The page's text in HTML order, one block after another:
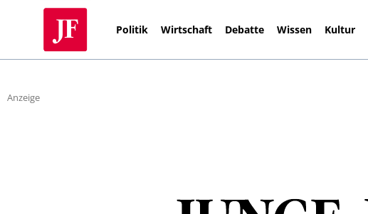
Politik Wirtschaft Debatte Wissen Kultur
Anzeige